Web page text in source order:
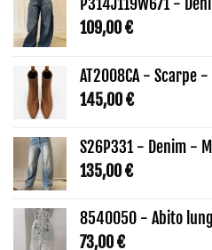
109,00€
AT2008CA - Scarpe -
145,00€
S26P331 - Denim -
135,00€
8540050 - Abito
73,00€